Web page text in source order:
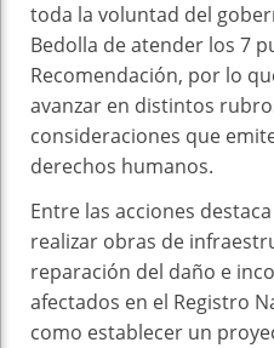
toda la voluntad del
Bedolla de atender los 7
Recomendación, por lo
avanzar en distintos
consideraciones que
derechos humanos.
Entre las acciones
realizar obras de
reparación del daño e
afectados en el Registro
como establecer un